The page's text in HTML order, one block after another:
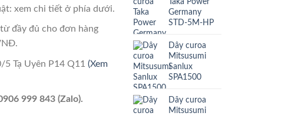
xem chi tiết ở phía dưới.
đầy đủ cho đơn hàng
5 Tạ Uyên P14 Q11 (Xem
999 843 (Zalo).
Germany
STD-5M-HP
Dây curoa
Mitsusumi
Sanlux
SPA1500
Dây curoa
Mitsusumi